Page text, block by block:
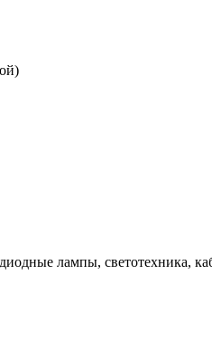
лампы, светотехника,